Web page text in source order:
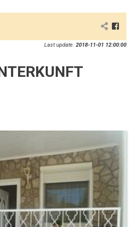
Last update: 2018-11-01 12:00:00